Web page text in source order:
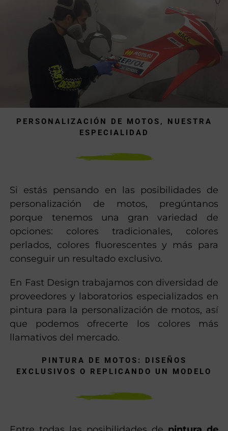
ya tenemos un acabado excelente.
Si estás pensando en las posibilidades de
personalización de motos, pregúntanos
porque tenemos una gran variedad de
opciones: colores tradicionales, colores
perlados, colores fluorescentes y más para
conseguir un resultado exclusivo.
En Fast Design trabajamos con diversidad de
proveedores y laboratorios especializados en
pintura para la personalización de motos, así
que podemos ofrecerte los colores más